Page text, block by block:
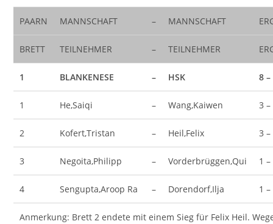
PAARN MANNSCHAFT – MANNSCHAFT
BRETT TEILNEHMER – TEILNEHMER
1 BLANKENESE – HSK 8 –
1 He,Saiqi – Wang,Kaiwen 3 –
2 Kofert,Tristan – Heil,Felix 3
3 Negoita,Philipp – Vorderbrüggen,Qui 1
4 Sengupta,Aroop Ra – Dorendorf,Ilja 1
Anmerkung: Brett 2 endete mit einem Sieg für Felix Heil.